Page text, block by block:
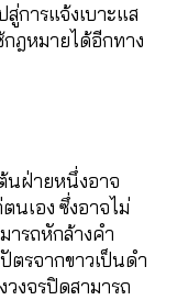
การแจ้งเบาะแส
กฎหมายได้อีกทาง
นฝ่ายหนึ่งอาจ
นเอง ซึ่งอาจไม่
ารถหักล้างคำ
ตรจากขาวเป็นดำ
งจรปิดสามารถ